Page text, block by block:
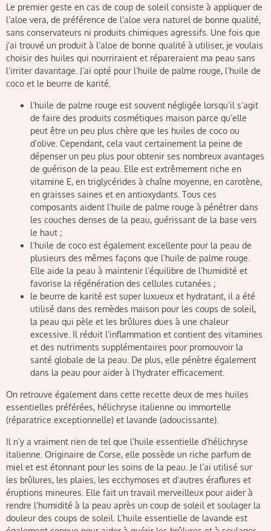
Le premier geste en cas de coup de soleil consiste à appliquer de
l’aloe vera, de préférence de l’aloe vera naturel de bonne qualité,
sans conservateurs ni produits chimiques agressifs. Une fois que
j’ai trouvé un produit à l’aloe de bonne qualité à utiliser, je voulais
choisir des huiles qui nourriraient et répareraient ma peau sans
l’irriter davantage. J’ai opté pour l’huile de palme rouge, l’huile de
coco et le beurre de karité.
l’huile de palme rouge est souvent négligée lorsqu’il s’agit
de faire des produits cosmétiques maison parce qu’elle
peut être un peu plus chère que les huiles de coco ou
d’olive. Cependant, cela vaut certainement la peine de
dépenser un peu plus pour obtenir ses nombreux avantages
de guérison de la peau. Elle est extrêmement riche en
vitamine E, en triglycérides à chaîne moyenne, en carotène,
en graisses saines et en antioxydants. Tous ces
composants aident l’huile de palme rouge à pénétrer dans
les couches denses de la peau, guérissant de la base vers
le haut ;
l’huile de coco est également excellente pour la peau de
plusieurs des mêmes façons que l’huile de palme rouge.
Elle aide la peau à maintenir l’équilibre de l’humidité et
favorise la régénération des cellules cutanées ;
le beurre de karité est super luxueux et hydratant, il a été
utilisé dans des remèdes maison pour les coups de soleil,
la peau qui pèle et les brûlures dues à une chaleur
excessive. Il réduit l’inflammation et contient des vitamines
et des nutriments supplémentaires pour promouvoir la
santé globale de la peau. De plus, elle pénètre également
dans la peau pour aider à l’hydrater efficacement.
On retrouve également dans cette recette deux de mes huiles
essentielles préférées, hélichryse italienne ou immortelle
(réparatrice exceptionnelle) et lavande (adoucissante).
Il n’y a vraiment rien de tel que l’huile essentielle d’hélichryse
italienne. Originaire de Corse, elle possède un riche parfum de
miel et est étonnant pour les soins de la peau. Je l’ai utilisé sur
les brûlures, les plaies, les ecchymoses et d’autres éraflures et
éruptions mineures. Elle fait un travail merveilleux pour aider à
rendre l’humidité à la peau après un coup de soleil et soulager la
douleur des coups de soleil. L’huile essentielle de lavande est